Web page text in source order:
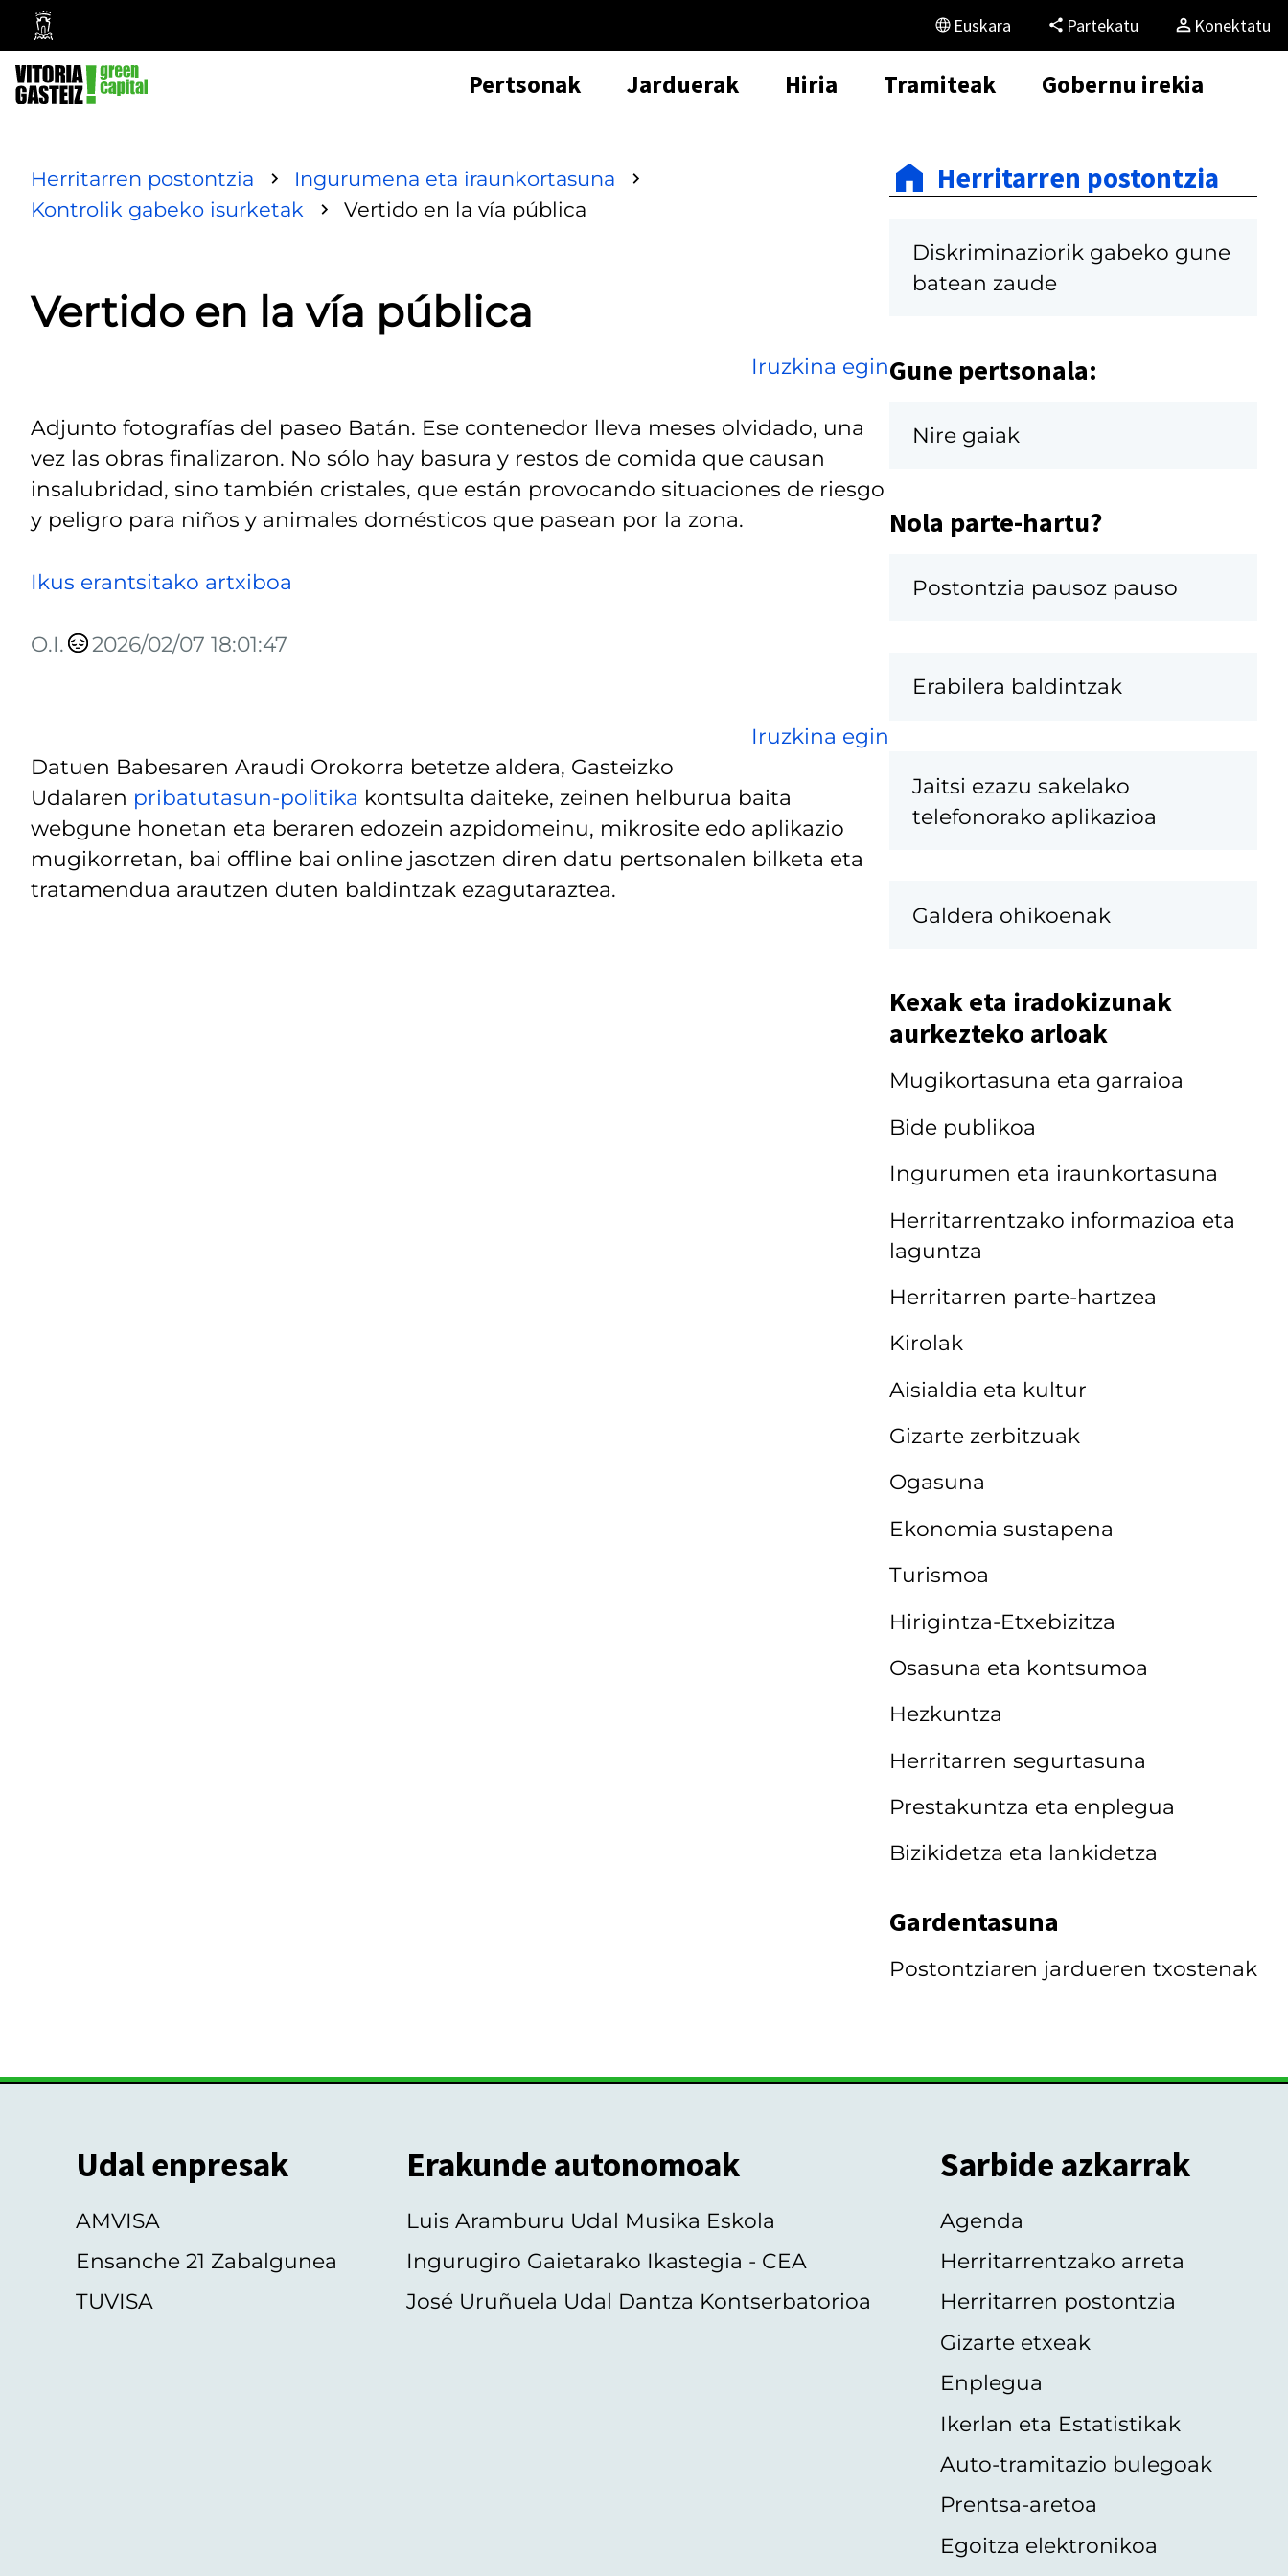
Vitoria-
Gasteizko
Udala
Euskara Partekatu Konektatu
Pertsonak Jarduerak Hiria Tramiteak Gobernu irekia
Herritarren postontzia
Ingurumena eta iraunkortasuna
Kontrolik gabeko isurketak
Vertido en la vía pública
Vertido en la vía pública
Iruzkina egin
Adjunto fotografías del paseo Batán. Ese contenedor lleva meses olvidado, una
vez las obras finalizaron. No sólo hay basura y restos de comida que causan
insalubridad, sino también cristales, que están provocando situaciones de riesgo
y peligro para niños y animales domésticos que pasean por la zona.
Ikus erantsitako artxiboa
O.I. 2026/02/07 18:01:47
Iruzkina egin
Datuen Babesaren Araudi Orokorra betetze aldera, Gasteizko
Udalaren pribatutasun-politika kontsulta daiteke, zeinen helburua baita
webgune honetan eta beraren edozein azpidomeinu, mikrosite edo aplikazio
mugikorretan, bai offline bai online jasotzen diren datu pertsonalen bilketa eta
tratamendua arautzen duten baldintzak ezagutaraztea.
Herritarren postontzia
Diskriminaziorik gabeko gune
batean zaude
Gune pertsonala:
Nire gaiak
Nola parte-hartu?
Postontzia pausoz pauso
Erabilera baldintzak
Jaitsi ezazu sakelako
telefonorako aplikazioa
Galdera ohikoenak
Kexak eta iradokizunak
aurkezteko arloak
Mugikortasuna eta garraioa
Bide publikoa
Ingurumen eta iraunkortasuna
Herritarrentzako informazioa eta
laguntza
Herritarren parte-hartzea
Kirolak
Aisialdia eta kultur
Gizarte zerbitzuak
Ogasuna
Ekonomia sustapena
Turismoa
Hirigintza-Etxebizitza
Osasuna eta kontsumoa
Hezkuntza
Herritarren segurtasuna
Prestakuntza eta enplegua
Bizikidetza eta lankidetza
Gardentasuna
Postontziaren jardueren txostenak
Udal enpresak
AMVISA
Ensanche 21 Zabalgunea
TUVISA
Erakunde autonomoak
Luis Aramburu Udal Musika Eskola
Ingurugiro Gaietarako Ikastegia - CEA
José Uruñuela Udal Dantza Kontserbatorioa
Sarbide azkarrak
Agenda
Herritarrentzako arreta
Herritarren postontzia
Gizarte etxeak
Enplegua
Ikerlan eta Estatistikak
Auto-tramitazio bulegoak
Prentsa-aretoa
Egoitza elektronikoa